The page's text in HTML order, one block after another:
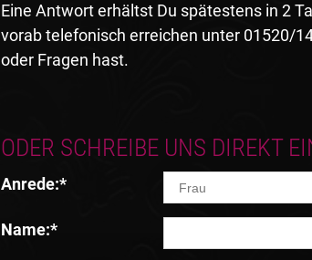
Eine Antwort erhältst Du spätestens in 2
vorab telefonisch erreichen unter 01520/
oder Fragen hast.
ODER SCHREIBE UNS DIREKT
Anrede:*
Name:*